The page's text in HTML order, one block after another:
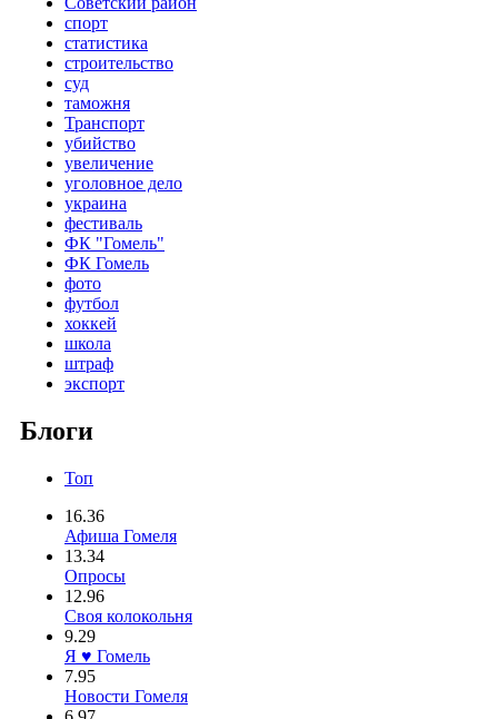
спорт
статистика
строительство
суд
таможня
Транспорт
убийство
увеличение
уголовное дело
украина
фестиваль
ФК "Гомель"
ФК Гомель
фото
футбол
хоккей
школа
штраф
экспорт
Блоги
Топ
16.36
Афиша Гомеля
13.34
Опросы
12.96
Своя колокольня
9.29
Я ♥ Гомель
7.95
Новости Гомеля